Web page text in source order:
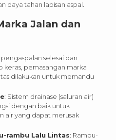
daya tahan lapisan aspal.
Jalan dan
selesai dan
keras, pemasangan marka
dilakukan untuk memandu
: Sistem drainase (saluran air)
dengan baik untuk
air yang dapat merusak
rambu Lalu Lintas: Rambu-